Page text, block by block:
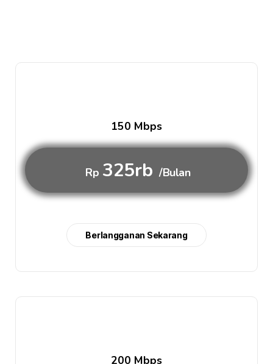
150 Mbps
Rp 325rb /Bulan
Berlangganan Sekarang
200 Mbps